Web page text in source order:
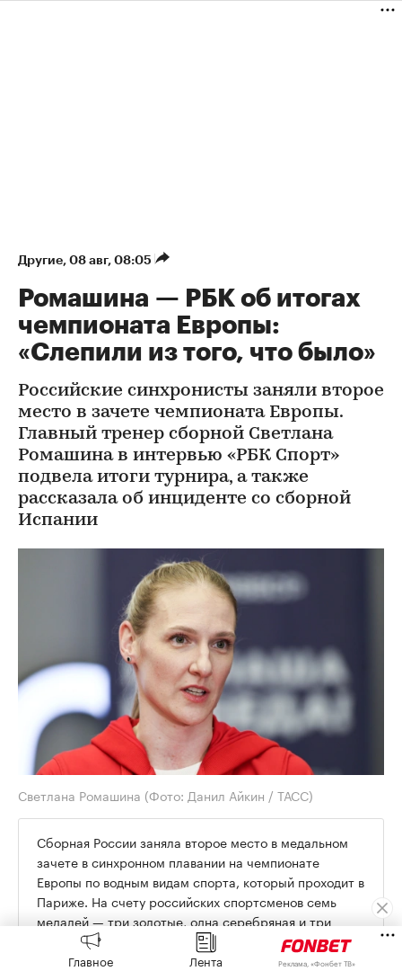
Другие⁠, 08 авг, 08:05
Ромашина — РБК об итогах
чемпионата Европы:
«Слепили из того, что было»
Российские синхронисты заняли второе
место в зачете чемпионата Европы.
Главный тренер сборной Светлана
Ромашина в интервью «РБК Спорт»
подвела итоги турнира, а также
рассказала об инциденте со сборной
Испании
Светлана Ромашина (Фото: Данил Айкин / ТАСС)
Сборная России заняла второе место в медальном
зачете в синхронном плавании на чемпионате
Европы по водным видам спорта, который проходит в
Париже. На счету российских спортсменов семь
медалей — три золотые, одна серебряная и три
бронзовые. Россияне выиграли акробатическую
программу, а также групповые произвольную и
Главное Лента Реклама, «Фонбет ТВ»